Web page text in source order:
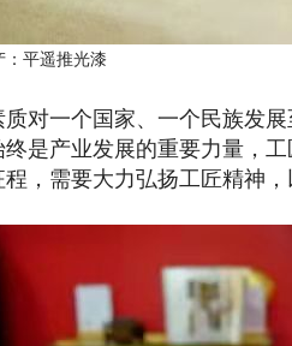
：平遥推光漆
一个国家、一个民族发展
是产业发展的重要力量，
，需要大力弘扬工匠精神，